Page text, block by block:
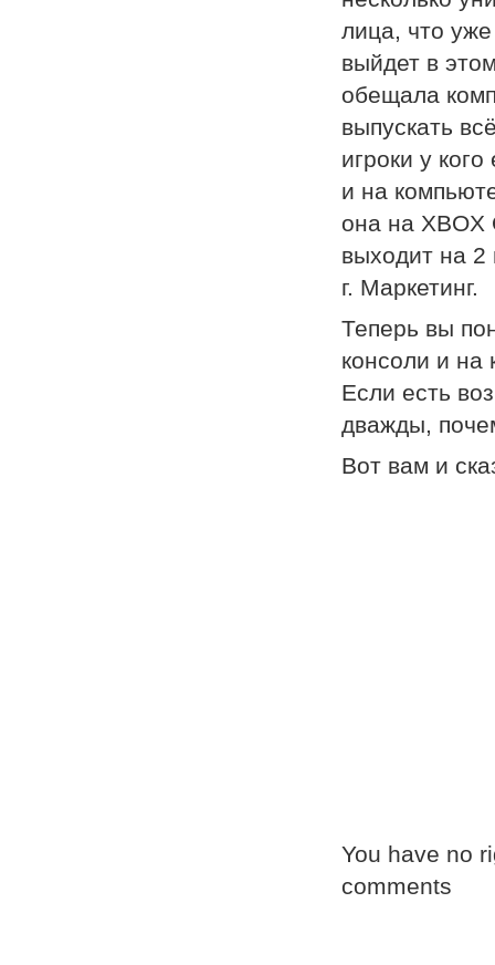
лица, что
выйдет в
обещала
выпускать
игроки у
и на
она на XBOX
выходит на 2
г. Маркетинг.
Теперь вы
консоли и на
Если есть
дважды,
Вот вам и
You have no
comments